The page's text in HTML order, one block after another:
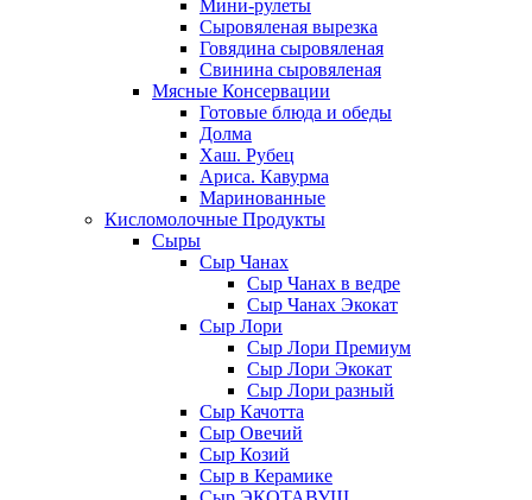
Мини-рулеты
Сыровяленая вырезка
Говядина сыровяленая
Свинина сыровяленая
Мясные Консервации
Готовые блюда и обеды
Долма
Хаш. Рубец
Ариса. Кавурма
Маринованные
Кисломолочные Продукты
Сыры
Сыр Чанах
Сыр Чанах в ведре
Сыр Чанах Экокат
Сыр Лори
Сыр Лори Премиум
Сыр Лори Экокат
Сыр Лори разный
Сыр Качотта
Сыр Овечий
Сыр Козий
Сыр в Керамике